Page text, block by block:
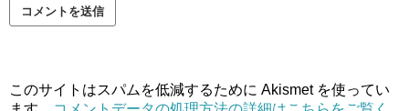
このサイトはスパムを低減するために Akismet を使ってい